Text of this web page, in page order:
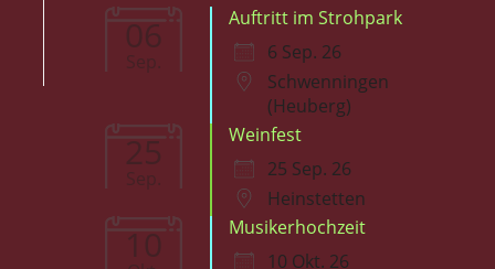
06
Sep.
Auftritt im Strohpark
6 Sep. 26
Schwenningen
(Heuberg)
25
Sep.
Weinfest
25 Sep. 26
Heinstetten
10
Musikerhochzeit
10 Okt. 26